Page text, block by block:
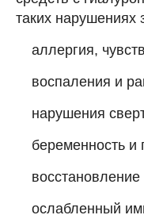
таких нарушениях
аллергия,
воспаления и
нарушения
беременность и
ослабленный